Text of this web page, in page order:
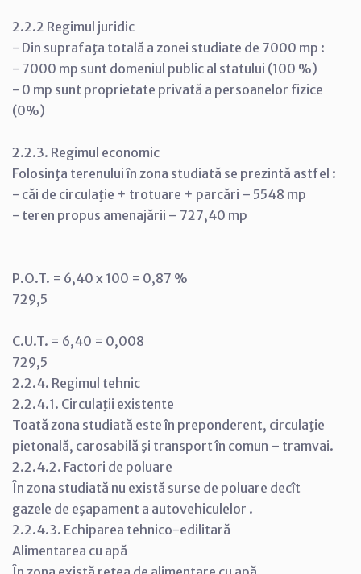
2.2.2 Regimul juridic
- Din suprafaţa totală a zonei studiate de 7000 mp :
- 7000 mp sunt domeniul public al statului (100 %)
- 0 mp sunt proprietate privată a persoanelor fizice
(0%)
2.2.3. Regimul economic
Folosinţa terenului în zona studiată se prezintă astfel :
- căi de circulaţie + trotuare + parcări – 5548 mp
- teren propus amenajării – 727,40 mp
P.O.T. = 6,40 x 100 = 0,87 %
729,5
C.U.T. = 6,40 = 0,008
729,5
2.2.4. Regimul tehnic
2.2.4.1. Circulaţii existente
Toată zona studiată este în preponderent, circulaţie
pietonală, carosabilă şi transport în comun – tramvai.
2.2.4.2. Factori de poluare
În zona studiată nu există surse de poluare decît
gazele de eşapament a autovehiculelor .
2.2.4.3. Echiparea tehnico-edilitară
Alimentarea cu apă